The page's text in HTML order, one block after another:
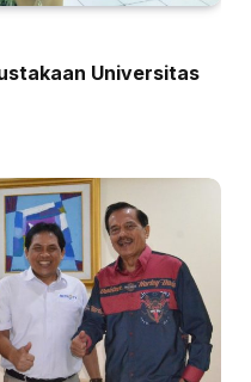
Universitas